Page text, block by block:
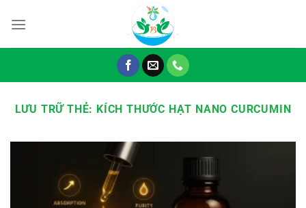
đến
LƯU TRỮ THẺ: KÍCH THƯỚC HẠT NANO CURCUMIN